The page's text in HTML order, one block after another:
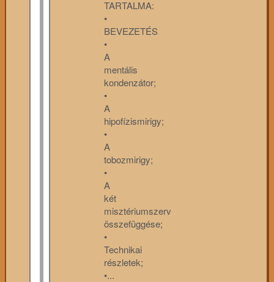
TARTALMA:
•
BEVEZETÉS
•
A
mentális
kondenzátor;
•
A
hipofízismirigy;
•
A
tobozmirigy;
•
A
két
misztériumszerv
összefüggése;
•
Technikai
részletek;
•...